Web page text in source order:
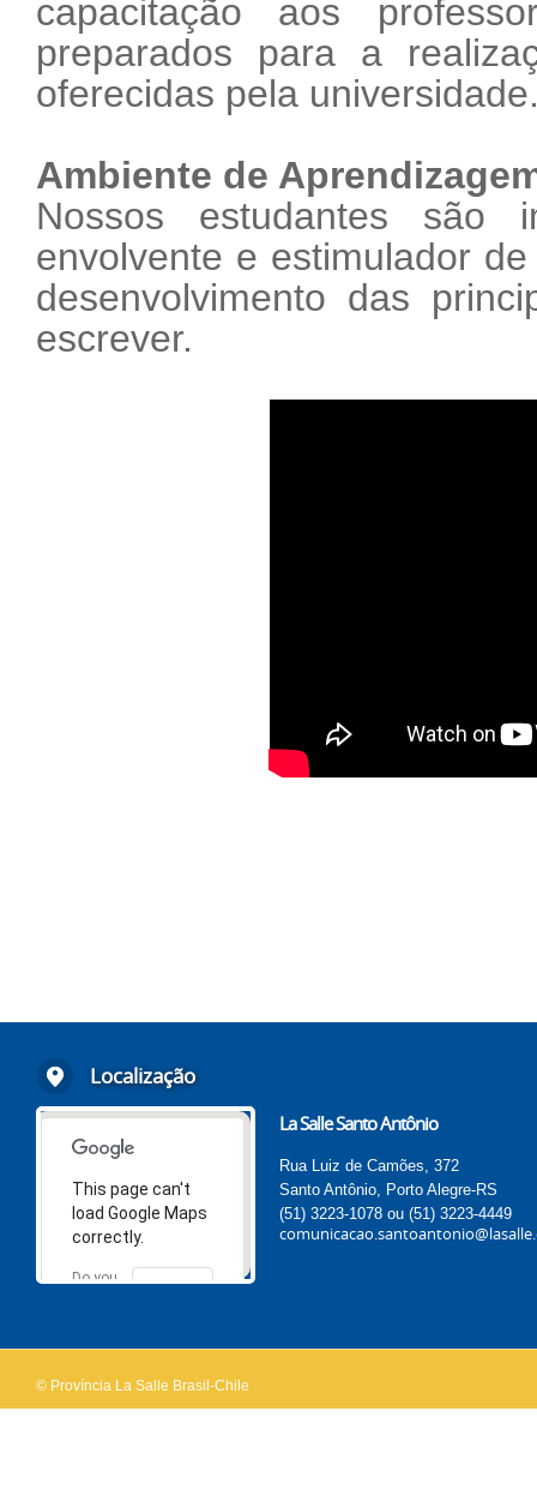
capacitação aos
preparados para a
oferecidas pela
Ambiente de
Nossos estudantes são
envolvente e estimulador
desenvolvimento das
escrever.
Localização
This page can't
load Google Maps
correctly.
Do you
OK
La Salle Santo Antônio
Rua Luiz de Camões, 372
Santo Antônio, Porto Alegre-RS
(51) 3223-1078 ou (51) 3223-4449
© Província La Salle Brasil-Chile